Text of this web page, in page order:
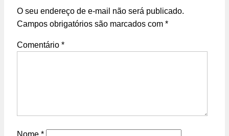
O seu endereço de e-mail não será publicado.
Campos obrigatórios são marcados com *
Comentário *